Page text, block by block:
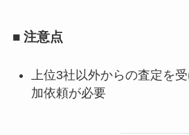
■ 注意点
上位3社以外からの査定を
加依頼が必要